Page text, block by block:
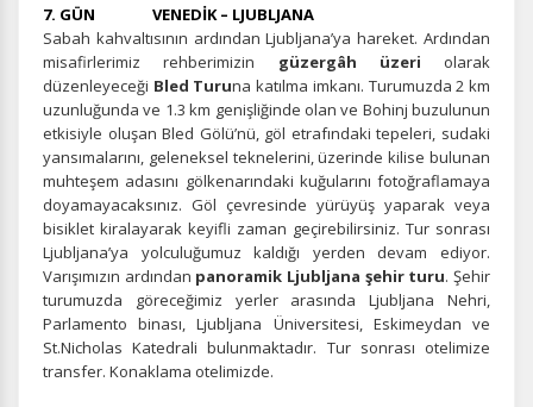
Ziyaretçilerin siteyi nasıl kullandığını anonim olarak
ölçeriz. Hangi sayfaların popüler olduğunu ve
kullanıcıların nerede zorluk yaşadığını anlamamıza
yardımcı olur.
Pazarlama Çerezleri
Size ve ilgi alanlarınıza uygun reklamlar göstermek için
kullanılır. Kapatırsanız reklamları görmeye devam
edersiniz, ancak daha az alakalı olabilirler.
7. GÜN VENEDİK – LJUBLJANA
Sabah kahvaltısının ardından Ljubljana’ya hareket. Ardından
misafirlerimiz rehberimizin güzergâh üzeri olarak
düzenleyeceği Bled Turuna katılma imkanı. Turumuzda 2 km
uzunluğunda ve 1.3 km genişliğinde olan ve Bohinj buzulunun
etkisiyle oluşan Bled Gölü’nü, göl etrafındaki tepeleri, sudaki
yansımalarını, geleneksel teknelerini, üzerinde kilise bulunan
muhteşem adasını gölkenarındaki kuğularını fotoğraflamaya
doyamayacaksınız. Göl çevresinde yürüyüş yaparak veya
bisiklet kiralayarak keyifli zaman geçirebilirsiniz. Tur sonrası
Ljubljana’ya yolculuğumuz kaldığı yerden devam ediyor.
Varışımızın ardından panoramik Ljubljana şehir turu. Şehir
turumuzda göreceğimiz yerler arasında Ljubljana Nehri,
Parlamento binası, Ljubljana Üniversitesi, Eskimeydan ve
St.Nicholas Katedrali bulunmaktadır. Tur sonrası otelimize
transfer. Konaklama otelimizde.